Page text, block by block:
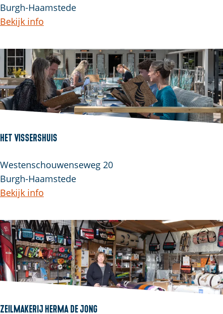
Burgh-Haamstede
Bekijk info
Het Vissershuis
Westenschouwenseweg 20
Burgh-Haamstede
Bekijk info
Zeilmakerij Herma de Jong